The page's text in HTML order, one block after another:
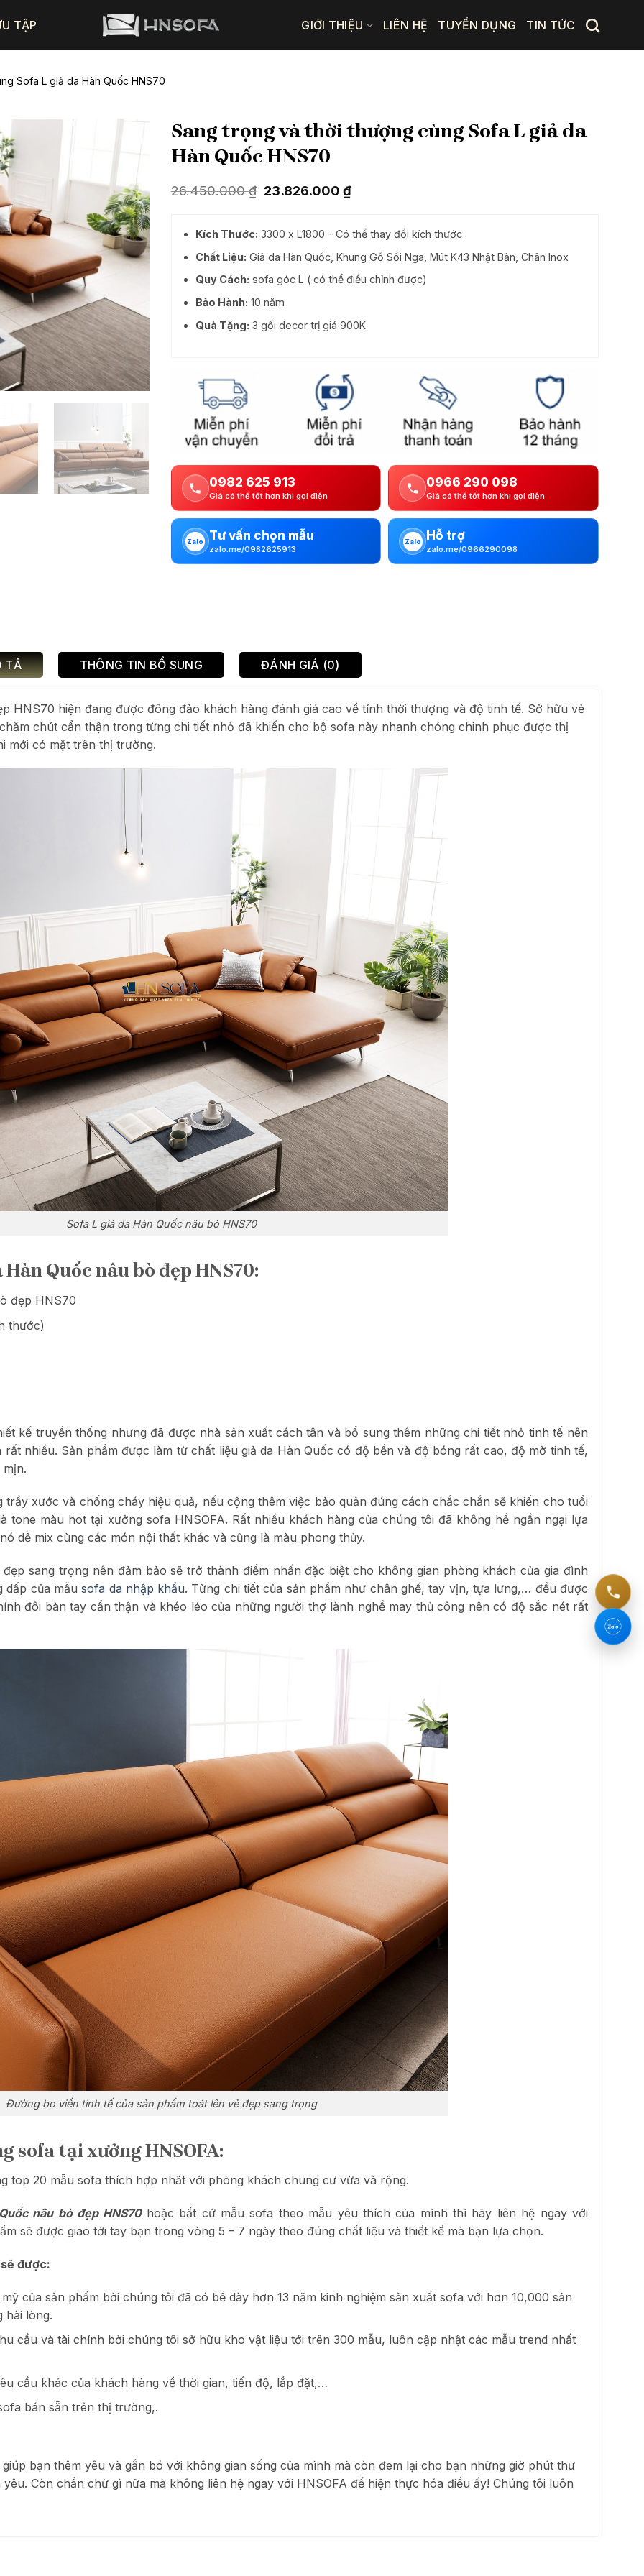
TẬP GIỚI THIỆU LIÊN HỆ TUYỂN DỤNG TIN TỨC
Sofa L giả da Hàn Quốc HNS70
Sang trọng và thời thượng cùng Sofa L giả da
Hàn Quốc HNS70
26.450.000₫ Giá
26.450.000 ₫.
23.826.000₫Giá
là:
23.826.000 ₫.
Kích Thước: 3300 x L1800 – Có thể thay đổi kích thước
Chất Liệu: Giả da Hàn Quốc, Khung Gỗ Sồi Nga, Mút K43 Nhật Bản, Chân Inox
Quy Cách: sofa góc L ( có thể điều chỉnh được)
Bảo Hành: 10 năm
Quà Tặng: 3 gối decor trị giá 900K
0982 625 913
Giá có thể tốt hơn khi gọi điện
0966 290 098
Giá có thể tốt hơn khi gọi điện
Zalo Tư vấn chọn mẫu
zalo.me/0982625913
Zalo Hỗ trợ
zalo.me/0966290098
TẢ THÔNG TIN BỔ SUNG ĐÁNH GIÁ (0)
HNS70 hiện đang được đông đảo khách hàng đánh giá cao về tính thời thượng và độ tinh tế. Sở hữu vẻ
chút cẩn thận trong từng chi tiết nhỏ đã khiến cho bộ sofa này nhanh chóng chinh phục được thị
mới có mặt trên thị trường.
Sofa L giả da Hàn Quốc nâu bò HNS70
Quốc nâu bò đẹp HNS70:
đẹp HNS70
thước)
kế truyền thống nhưng đã được nhà sản xuất cách tân và bổ sung thêm những chi tiết nhỏ tinh tế nên
rất nhiều. Sản phẩm được làm từ chất liệu giả da Hàn Quốc có độ bền và độ bóng rất cao, độ mờ tinh tế,
xước và chống cháy hiệu quả, nếu cộng thêm việc bảo quản đúng cách chắc chắn sẽ khiến cho tuổi
tone màu hot tại xưởng sofa HNSOFA. Rất nhiều khách hàng của chúng tôi đã không hề ngần ngại lựa
dễ mix cùng các món nội thất khác và cũng là màu phong thủy.
sang trọng nên đảm bảo sẽ trở thành điểm nhấn đặc biệt cho không gian phòng khách của gia đình
dấp của mẫusofa da nhập khẩu. Từng chi tiết của sản phẩm như chân ghế, tay vịn, tựa lưng,… đều được
đôi bàn tay cẩn thận và khéo léo của những người thợ lành nghề may thủ công nên có độ sắc nét rất
Đường bo viền tinh tế của sản phẩm toát lên vẻ đẹp sang trọng
sofa tại xưởng HNSOFA:
top 20 mẫu sofa thích hợp nhất với phòng khách chung cư vừa và rộng.
nâu bò đẹp HNS70 hoặc bất cứ mẫu sofa theo mẫu yêu thích của mình thì hãy liên hệ ngay với
sẽ được giao tới tay bạn trong vòng 5 – 7 ngày theo đúng chất liệu và thiết kế mà bạn lựa chọn.
được:
của sản phẩm bởi chúng tôi đã có bề dày hơn 13 năm kinh nghiệm sản xuất sofa với hơn 10,000 sản
hài lòng.
cầu và tài chính bởi chúng tôi sở hữu kho vật liệu tới trên 300 mẫu, luôn cập nhật các mẫu trend nhất
cầu khác của khách hàng về thời gian, tiến độ, lắp đặt,…
bán sẵn trên thị trường,.
bạn thêm yêu và gắn bó với không gian sống của mình mà còn đem lại cho bạn những giờ phút thư
Còn chần chừ gì nữa mà không liên hệ ngay với HNSOFA để hiện thực hóa điều ấy! Chúng tôi luôn